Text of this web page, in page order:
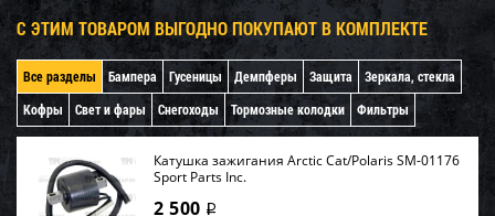
С ЭТИМ ТОВАРОМ ВЫГОДНО ПОКУПАЮТ В КОМПЛЕКТЕ
Все разделы Бампера Гусеницы Демпферы Защита
Зеркала, стекла
Кофры
Свет и фары Снегоходы Тормозные колодки Фильтры
Катушка зажигания Arctic Cat/Polaris SM-01176
Sport Parts Inc.
2 500 i